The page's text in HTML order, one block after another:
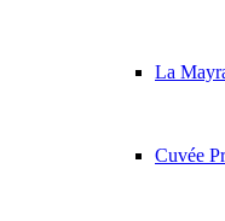
La
Cuvée